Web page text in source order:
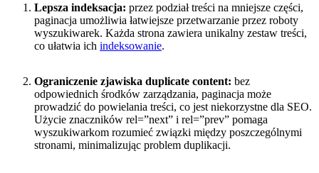
Lepsza indeksacja: przez podział treści na mniejsze części,
paginacja umożliwia łatwiejsze przetwarzanie przez roboty
wyszukiwarek. Każda strona zawiera unikalny zestaw treści,
co ułatwia ich indeksowanie.
Ograniczenie zjawiska duplicate content: bez
odpowiednich środków zarządzania, paginacja może
prowadzić do powielania treści, co jest niekorzystne dla SEO.
Użycie znaczników rel=”next” i rel=”prev” pomaga
wyszukiwarkom rozumieć związki między poszczególnymi
stronami, minimalizując problem duplikacji.